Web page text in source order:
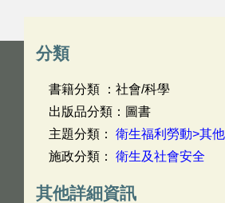
分類
書籍分類 ：社會/科學
出版品分類：圖書
主題分類： 衛生福利勞動>其他
施政分類： 衛生及社會安全
其他詳細資訊